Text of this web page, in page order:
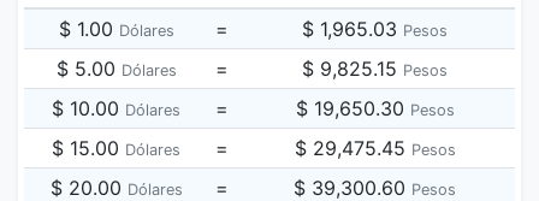
$ 1.00 Dólares = $ 1,965.03 Pesos
$ 5.00 Dólares = $ 9,825.15 Pesos
$ 10.00 Dólares = $ 19,650.30 Pesos
$ 15.00 Dólares = $ 29,475.45 Pesos
$ 20.00 Dólares = $ 39,300.60 Pesos